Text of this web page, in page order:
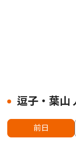
逗子・葉山
前日